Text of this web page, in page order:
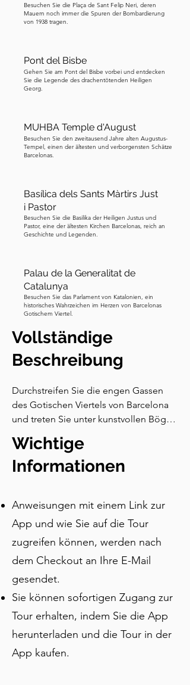
Besuchen Sie die Plaça de Sant Felip Neri, deren
Mauern noch immer die Spuren der Bombardierung
von 1938 tragen.
Pont del Bisbe
Gehen Sie am Pont del Bisbe vorbei und entdecken
Sie die Legende des drachentötenden Heiligen
Georg.
MUHBA Temple d'August
Besuchen Sie den zweitausend Jahre alten Augustus-
Tempel, einen der ältesten und verborgensten Schätze
Barcelonas.
Basílica dels Sants Màrtirs Just
i Pastor
Besuchen Sie die Basilika der Heiligen Justus und
Pastor, eine der ältesten Kirchen Barcelonas, reich an
Geschichte und Legenden.
Palau de la Generalitat de
Catalunya
Besuchen Sie das Parlament von Katalonien, ein
historisches Wahrzeichen im Herzen von Barcelonas
Gotischem Viertel.
Vollständige
Beschreibung
Durchstreifen Sie die engen Gassen
des Gotischen Viertels von Barcelona
und treten Sie unter kunstvollen Bögen
zu entdecken. Auf dieser
unvergesslichen selbstgeführten
Wandertour erkunden Sie alles, von
Tempel bis hin zu stillen Plätzen, die
noch vom Krieg gezeichnet sind.
Tauchen Sie ein in Höfe, die von
Legenden durchdrungen sind,
bestaunen Sie jahrhundertealte Kirchen
und entdecken Sie die Geschichten
hinter den 13 Gänsen, die das Erbe der
Stadt bewachen. Folgen Sie den
Spuren von Gaudí, Picasso und Ramon
Casas i Carbó in einem historischen
Restaurant und entschlüsseln Sie
verborgene Symbolik in Briefkästen,
Wichtige
Informationen
Anweisungen mit einem Link zur
App und wie Sie auf die Tour
zugreifen können, werden nach
dem Checkout an Ihre E-Mail
gesendet.
Sie können sofortigen Zugang zur
Tour erhalten, indem Sie die App
herunterladen und die Tour in der
App kaufen.